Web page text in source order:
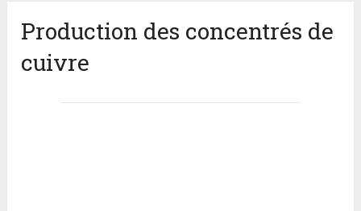
Production des concentrés de
cuivre